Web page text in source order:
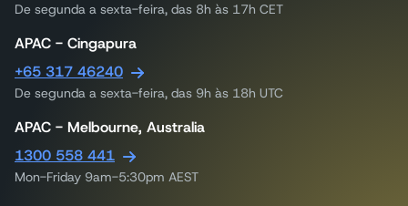
De segunda a sexta-feira, das 8h às 17h CET
APAC - Cingapura
+65 317 46240
De segunda a sexta-feira, das 9h às 18h UTC
APAC - Melbourne, Australia
1300 558 441
Mon-Friday 9am-5:30pm AEST